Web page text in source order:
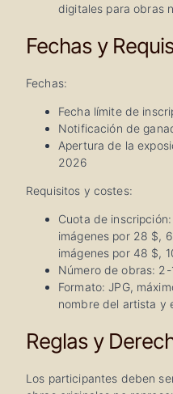
digitales para obras
Fechas y
Fechas:
Fecha límite de
Notificación de
Apertura de la
2026
Requisitos y costes:
Cuota de
imágenes por 28 $,
imágenes por 48 $,
Número de obras:
Formato: JPG,
nombre del artista y
Reglas y
Los participantes deben